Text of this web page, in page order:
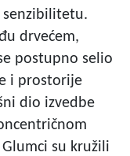
senzibilitetu.
drvećem,
postupno selio
i prostorije
dio izvedbe
su kružili